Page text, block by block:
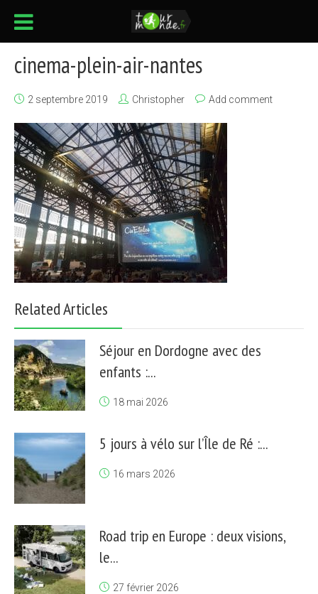
cinema-plein-air-nantes
2 septembre 2019 Christopher Add comment
Related Articles
Séjour en Dordogne avec des
enfants :...
18 mai 2026
5 jours à vélo sur l’Île de Ré :...
16 mars 2026
Road trip en Europe : deux visions,
le...
27 février 2026